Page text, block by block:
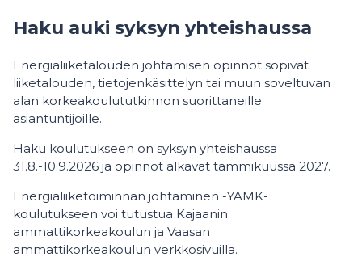
Haku auki syksyn yhteishaussa
Energialiiketalouden johtamisen opinnot sopivat
liiketalouden, tietojenkäsittelyn tai muun soveltuvan
alan korkeakoulututkinnon suorittaneille
asiantuntijoille.
Haku koulutukseen on syksyn yhteishaussa
31.8.-10.9.2026 ja opinnot alkavat tammikuussa 2027.
Energialiiketoiminnan johtaminen -YAMK-
koulutukseen voi tutustua Kajaanin
ammattikorkeakoulun ja Vaasan
ammattikorkeakoulun verkkosivuilla.